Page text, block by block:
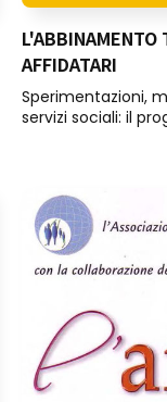
L'ABBINAMENTO
AFFIDATARI
Sperimentazioni,
servizi sociali: il